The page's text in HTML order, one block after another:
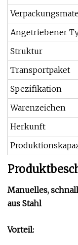
Angetriebener
Struktur
Transportpaket
Spezifikation
Warenzeichen
Herkunft
Manuelles,
aus Stahl
Vorteil: